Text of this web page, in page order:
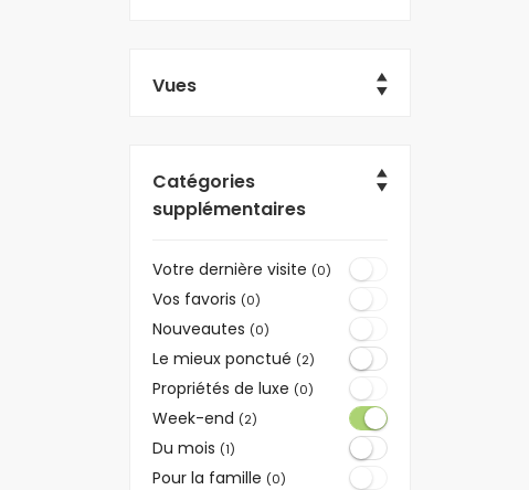
Vues
Catégories
supplémentaires
Votre dernière visite (0)
Vos favoris (0)
Nouveautes (0)
Le mieux ponctué (2)
Propriétés de luxe (0)
Week-end (2)
Du mois (1)
Pour la famille (0)